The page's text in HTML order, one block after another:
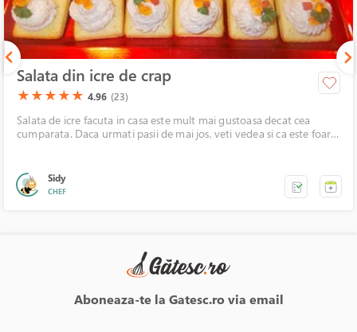
Salata din icre de crap
(*)
★(*)
★(*)
★(*)
★(*)
★ 4.96 (23)
Salata de icre facuta in casa este mult mai gustoasa decat cea
cumparata. Daca urmati pasii de mai jos, veti vedea si ca este foarte
Sidy
CHEF
Aboneaza-te la Gatesc.ro via email